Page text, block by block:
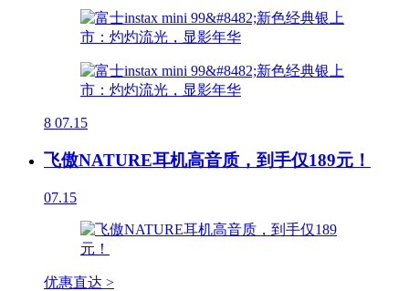
8 07.15
飞傲NATURE耳机高音质，到手仅189元！
07.15
优惠直达 >